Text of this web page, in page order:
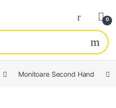
0
Monitoare Second Hand